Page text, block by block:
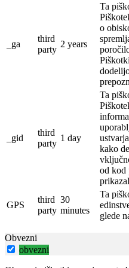
_ga
third
party
2 years
Ta
o
_gid
third
party
1 day
Ta
kako
od kod
GPS
third
party
30
minutes
Ta
glede
Obvezni
obvezni